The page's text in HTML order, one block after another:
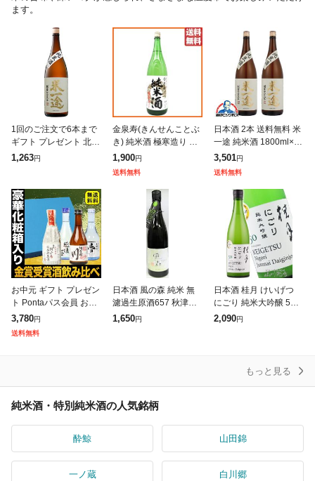
ます。
1回のご注文で6本まで
ギフト プレゼント 北海
道 沖縄 離島除く ヤマ
1,263円
金泉寿(きんせんことぶ
き) 純米酒 極寒造り 家
伝手造り 1.8L 1800ml
【日本酒】 送料無料 ち
ゃがたパーク
1,900円
送料無料
日本酒 2本 送料無料 米
一途 純米酒 1800ml×2
本(002)埼玉県『OMS』
3,501円
送料無料
お中元 ギフト プレゼン
ト Pontaパス会員 お酒
日本酒 各地の銘酒 飲み
比べ 飲みきりサイズ4
3,780円
送料無料
日本酒 風の森 純米 無
濾過生原酒657 秋津穂7
20ml
1,650円
日本酒 桂月 けいげつ
にごり 純米大吟醸 50 7
20ml / 高知県 土佐酒造
2,090円
もっと見る
純米酒・特別純米酒の人気銘柄
酔鯨 山田錦
一ノ蔵 白川郷